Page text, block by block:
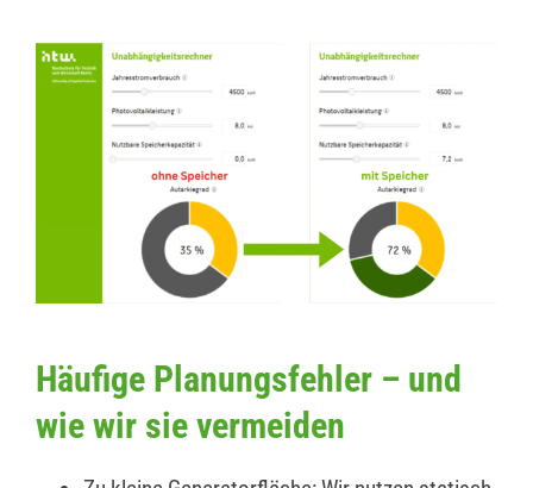
Häufige Planungsfehler – und
wie wir sie vermeiden